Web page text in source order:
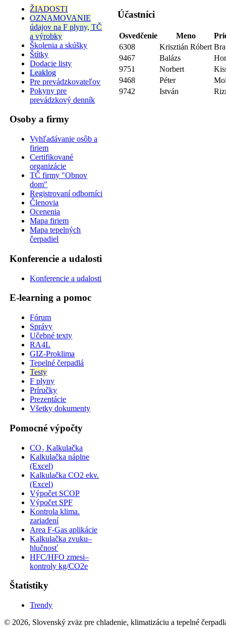
ŽIADOSTI
OZNAMOVANIE
údajov na F plyny, TČ
a výrobky
Školenia a skúšky
Štítky
Dodacie listy
Leaklog
Pre prevádzkovateľov
Pokyny pre
prevádzkový denník
Osoby a firmy
Vyhľadávanie osôb a
firiem
Certifikované
organizácie
TČ firmy "Obnov
dom"
Registrovaní odborníci
Členovia
Ocenenia
Mapa firiem
Mapa tepelných
čerpadiel
Konferencie a udalosti
Konferencie a udalosti
E-learning a pomoc
Fórum
Správy
Učebné texty
RA4L
GIZ-Proklima
Tepelné čerpadlá
Testy
F plyny
Príručky
Prezentácie
Všetky dokumenty
Pomocné výpočty
CO₂ Kalkulačka
Kalkulačka náplne
(Excel)
Kalkulačka CO2 ekv.
(Excel)
Výpočet SCOP
Výpočet SPF
Kontrola klima.
zariadení
Area F-Gas aplikácie
Kalkulačka zvuku–
hlučnosť
HFC/HFO zmesi–
kontroly kg/CO2e
Štatistiky
Trendy
Účastníci
Osvedčenie Meno
6308
Krisztián Róbert
9467
Balázs
9751
Norbert
9468
Péter
9742
István
© 2026, Slovenský zväz pre chladenie, klimatizáciu a tepelné